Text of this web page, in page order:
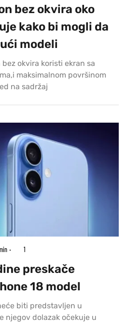
bez okvira oko
kako bi mogli da
modeli
okvira koristi ekran sa
maksimalnom površinom
na sadržaj
1
preskače
18 model
biti predstavljen u
njegov dolazak očekuje u